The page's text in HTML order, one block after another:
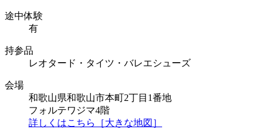
途中体験
有
持参品
レオタード・タイツ・バレエシューズ
会場
和歌山県和歌山市本町2丁目1番地
フォルテワジマ4階
詳しくはこちら［大きな地図］